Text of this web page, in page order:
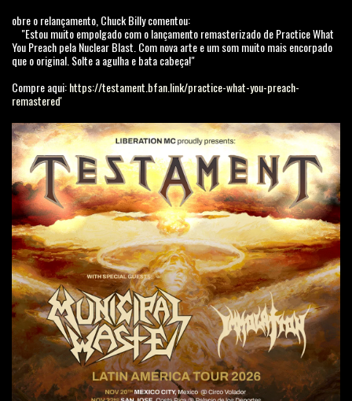
obre o relançamento, Chuck Billy comentou:
"Estou muito empolgado com o lançamento remasterizado de Practice What
You Preach pela Nuclear Blast. Com nova arte e um som muito mais encorpado
que o original. Solte a agulha e bata cabeça!"
Compre aqui:https://testament.bfan.link/practice-what-you-preach-
remastered'